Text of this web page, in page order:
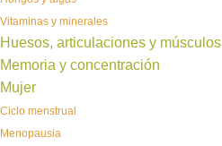
Vitaminas y minerales
Huesos, articulaciones y músculos
Memoria y concentración
Mujer
Ciclo menstrual
Menopausia